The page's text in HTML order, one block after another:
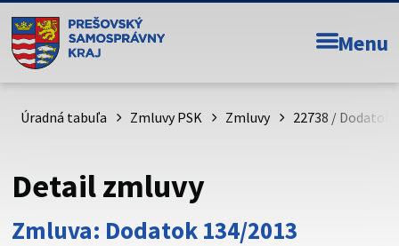
Doména psk.sk je oficiálna
Toto je oficiálna webová stránka Prešovského
psk.sk.
Buďte pozorní a vždy sa uistite, že zdieľate informácie iba
cez zabezpečenú webovú stránku. Zabezpečená stránka
vždy začína https:// pred názvom domény webového sídla.
Menu
Úradná tabuľa Zmluvy PSK Zmluvy 22738 / Dodatok
Detail zmluvy
Zmluva: Dodatok 134/2013